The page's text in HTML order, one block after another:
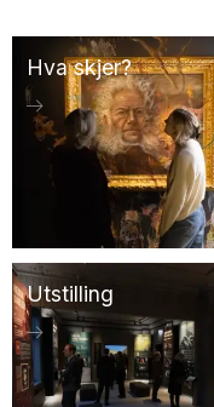
Hva skjer?
Utstilling